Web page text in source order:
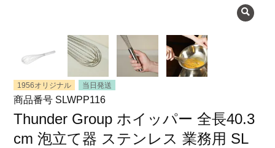
お問い合わせ
プライバシーポリシー
特定商取引法に関する表示
1956オリジナル 当日発送
商品番号 SLWPP116
Thunder Group ホイッパー 全長40.3
cm 泡立て器 ステンレス 業務用 SL